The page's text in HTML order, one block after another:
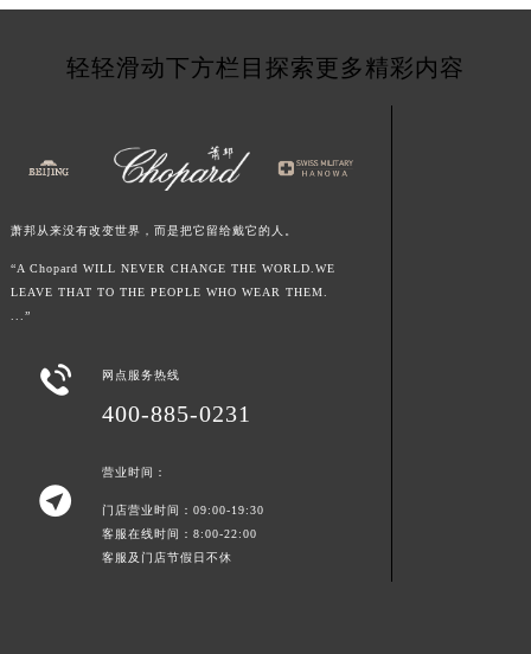
轻轻滑动下方栏目探索更多精彩内容
萧邦从来没有改变世界，而是把它留给戴它的人。
“A Chopard WILL NEVER CHANGE THE WORLD.WE
LEAVE THAT TO THE PEOPLE WHO WEAR THEM.
...”
 网点服务热线
400-885-0231

营业时间：
门店营业时间：09:00-19:30
客服在线时间：8:00-22:00
客服及门店节假日不休